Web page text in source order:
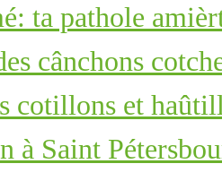
ta pathole
cânchons
cotillons et
à Saint